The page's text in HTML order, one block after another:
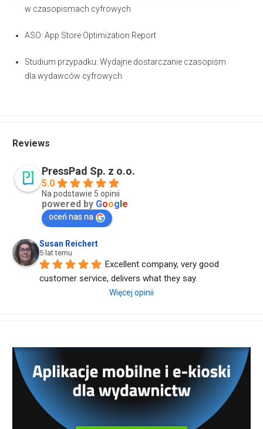
w czasopismach cyfrowych
ASO: App Store Optimization Report
Studium przypadku: Wydajne dostarczanie czasopism
dla wydawców cyfrowych
Reviews
PressPad Sp. z o.o.
5.0
Na podstawie 5 opinii
powered by Goog e
oceń nas na
Susan Reichert
5 lat temu
Excellent company, very good
customer service, delivers what they say.
Więcej opinii